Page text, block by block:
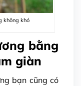
không khó
bằng
giàn
bạn cũng có